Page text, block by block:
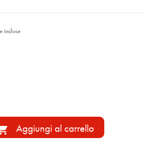
incluse
Aggiungi al carrello